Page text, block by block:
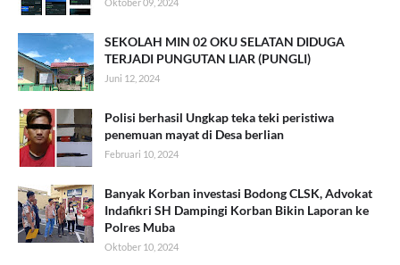
SEKOLAH MIN 02 OKU SELATAN DIDUGA
TERJADI PUNGUTAN LIAR (PUNGLI)
Juni 12, 2024
Polisi berhasil Ungkap teka teki peristiwa
penemuan mayat di Desa berlian
Februari 10, 2024
Banyak Korban investasi Bodong CLSK, Advokat
Indafikri SH Dampingi Korban Bikin Laporan ke
Polres Muba
Oktober 10, 2024